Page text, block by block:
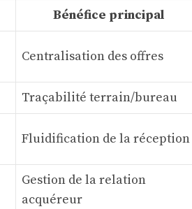
Bénéfice principal
Centralisation des offres
Traçabilité terrain/bureau
Fluidification de la réception
Gestion de la relation
acquéreur